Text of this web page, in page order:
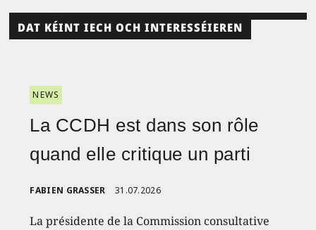
DAT KÉINT IECH OCH INTERESSÉIEREN
NEWS
La CCDH est dans son rôle
quand elle critique un parti
FABIEN GRASSER 31.07.2026
La présidente de la Commission consultative